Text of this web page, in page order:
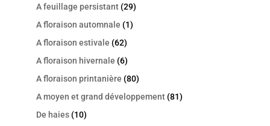
A feuillage persistant (29)
A floraison automnale (1)
A floraison estivale (62)
A floraison hivernale (6)
A floraison printanière (80)
A moyen et grand développement (81)
De haies (10)